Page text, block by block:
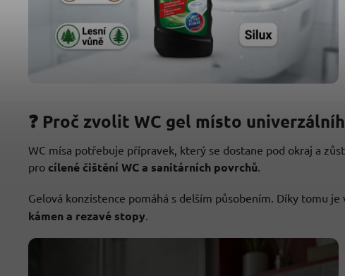
❓ Proč zvolit WC gel místo
WC mísa potřebuje přípravek, který se dostane pod okraj a
pro cílené čištění WC a sanitárních povrchů
Gelová konzistence pomáhá s delším působením. Díky tomu
kámen a rezavé stopy.